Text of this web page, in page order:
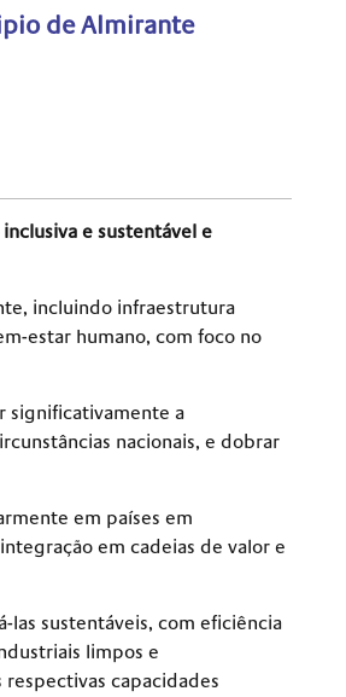
de Almirante
e sustentável e
incluindo infraestrutura
estar humano, com foco no
significativamente a
nacionais, e dobrar
em países em
em cadeias de valor e
sustentáveis, com eficiência
limpos e
capacidades